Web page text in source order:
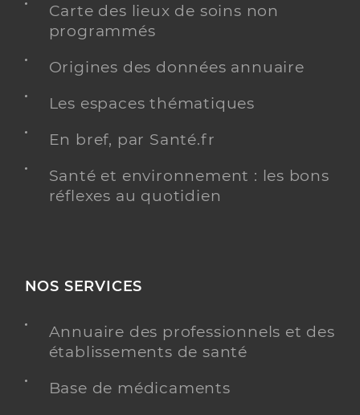
Carte des lieux de soins non
programmés
Origines des données annuaire
Les espaces thématiques
En bref, par Santé.fr
Santé et environnement : les bons
réflexes au quotidien
NOS SERVICES
Annuaire des professionnels et des
établissements de santé
Base de médicaments